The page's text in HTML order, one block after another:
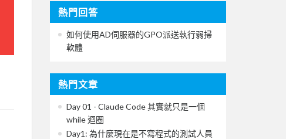
熱門回答
如何使用AD伺服器的GPO派送執行弱掃
軟體
熱門文章
Day 01 - Claude Code 其實就只是一個
while 迴圈
Day1: 為什麼現在是不寫程式的測試人員